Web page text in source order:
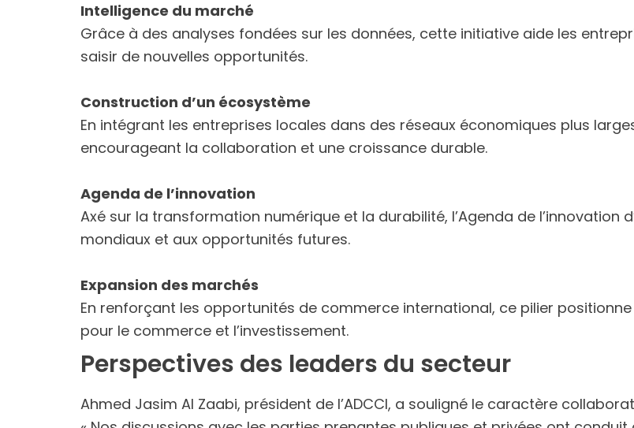
Intelligence du marché
Grâce à des analyses fondées sur les données, cette initiative aide les
saisir de nouvelles opportunités.
Construction d’un écosystème
En intégrant les entreprises locales dans des réseaux économiques plus
encourageant la collaboration et une croissance durable.
Agenda de l’innovation
Axé sur la transformation numérique et la durabilité, l’Agenda de l’innovation
mondiaux et aux opportunités futures.
Expansion des marchés
En renforçant les opportunités de commerce international, ce pilier
pour le commerce et l’investissement.
Perspectives des leaders du secteur
Ahmed Jasim Al Zaabi, président de l’ADCCI, a souligné le caractère